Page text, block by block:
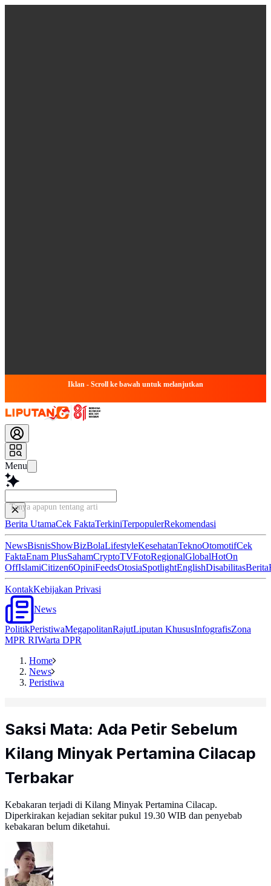
Iklan - Scroll ke bawah untuk melanjutkan
Menu
Tanya apapun tentang artikel ini...
Berita UtamaCek FaktaTerkiniTerpopulerRekomendasi
NewsBisnisShowBizBolaLifestyleKesehatanTeknoOtomotifCek
FaktaEnam PlusSahamCryptoTVFotoRegionalGlobalHotOn
OffIslamiCitizen6OpiniFeedsOtosiaSpotlightEnglishDisabilitasBerita
KontakKebijakan Privasi
News
PolitikPeristiwaMegapolitanRajutLiputan KhususInfografisZona
MPR RIWarta DPR
Home
News
Peristiwa
Saksi Mata: Ada Petir Sebelum
Kilang Minyak Pertamina Cilacap
Terbakar
Kebakaran terjadi di Kilang Minyak Pertamina Cilacap.
Diperkirakan kejadian sekitar pukul 19.30 WIB dan penyebab
kebakaran belum diketahui.